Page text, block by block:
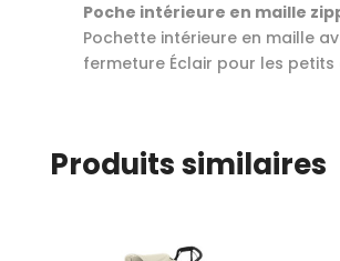
Poche intérieure en maille
Pochette intérieure en maille
fermeture Éclair pour les petits
Produits similaires